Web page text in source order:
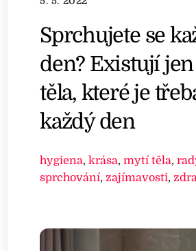
Sprchujete se
den? Existují
těla, které je
každý den
hygiena,krása,mytí těla,
sprchování, zajímavosti,